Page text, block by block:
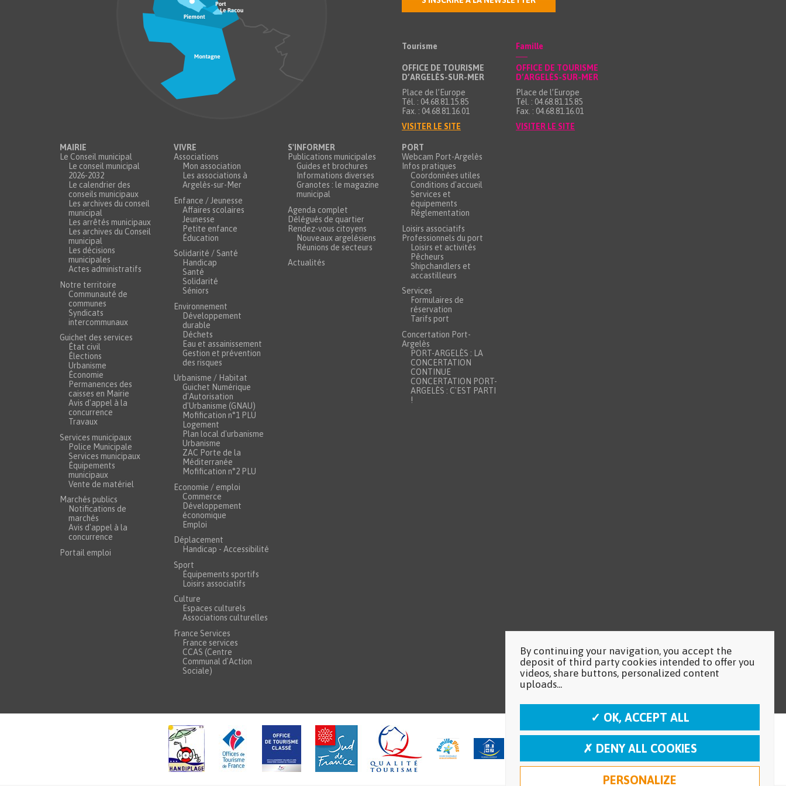
Tourisme
OFFICE DE TOURISME
D’ARGELÈS-SUR-MER
Place de l’Europe
Tél. : 04.68.81.15.85
Fax. : 04.68.81.16.01
VISITER LE SITE
Famille
OFFICE DE TOURISME
D’ARGELÈS-SUR-MER
Place de l’Europe
Tél. : 04.68.81.15.85
Fax. : 04.68.81.16.01
VISITER LE SITE
MAIRIE
Le Conseil municipal
Le conseil municipal
2026-2032
Le calendrier des
conseils municipaux
Les archives du conseil
municipal
Les arrêtés municipaux
Les archives du Conseil
municipal
Les décisions
municipales
Actes administratifs
Notre territoire
Communauté de
communes
Syndicats
intercommunaux
Guichet des services
État civil
Élections
Urbanisme
Économie
Permanences des
caisses en Mairie
Avis d'appel à la
concurrence
Travaux
Services municipaux
Police Municipale
Services municipaux
Équipements
municipaux
Vente de matériel
Marchés publics
Notifications de
marchés
Avis d'appel à la
concurrence
Portail emploi
VIVRE
Associations
Mon association
Les associations à
Argelès-sur-Mer
Enfance / Jeunesse
Affaires scolaires
Jeunesse
Petite enfance
Éducation
Solidarité / Santé
Handicap
Santé
Solidarité
Séniors
Environnement
Développement
durable
Déchets
Eau et assainissement
Gestion et prévention
des risques
Urbanisme / Habitat
Guichet Numérique
d'Autorisation
d'Urbanisme (GNAU)
Mofification n°1 PLU
Logement
Plan local d'urbanisme
Urbanisme
ZAC Porte de la
Méditerranée
Mofification n°2 PLU
Economie / emploi
Commerce
Développement
économique
Emploi
Déplacement
Handicap - Accessibilité
Sport
Équipements sportifs
Loisirs associatifs
Culture
Espaces culturels
Associations culturelles
France Services
France services
CCAS (Centre
Communal d'Action
Sociale)
S'INFORMER
Publications municipales
Guides et brochures
Informations diverses
Granotes : le magazine
municipal
Agenda complet
Délégués de quartier
Rendez-vous citoyens
Nouveaux argelésiens
Réunions de secteurs
Actualités
PORT
Webcam Port-Argelès
Infos pratiques
Coordonnées utiles
Conditions d'accueil
Services et
équipements
Réglementation
Loisirs associatifs
Professionnels du port
Loisirs et activités
Pêcheurs
Shipchandlers et
accastilleurs
Services
Formulaires de
réservation
Tarifs port
Concertation Port-
Argelès
PORT-ARGELÈS : LA
CONCERTATION
CONTINUE
CONCERTATION PORT-
ARGELÈS : C'EST PARTI
!
By continuing your navigation, you accept the
deposit of third party cookies intended to offer you
videos, share buttons, personalized content
uploads...
✓ OK, ACCEPT ALL
✗ DENY ALL COOKIES
PERSONALIZE